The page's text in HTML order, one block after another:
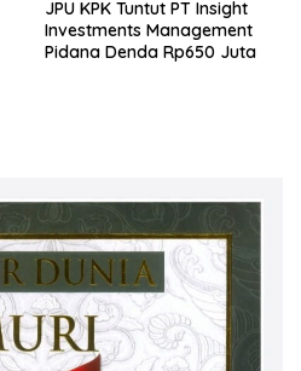
JPU KPK Tuntut PT Insight
Investments Management
Pidana Denda Rp650 Juta